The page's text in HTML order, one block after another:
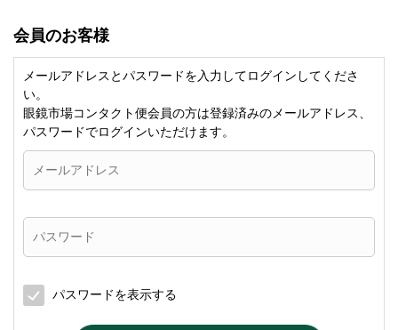
会員のお客様
メールアドレスとパスワードを入力してログインしてくださ
い。
眼鏡市場コンタクト便会員の方は登録済みのメールアドレス、
パスワードでログインいただけます。
パスワードを表示する